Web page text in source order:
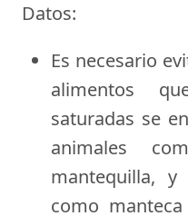
Datos:
Es necesario
alimentos
saturadas se
animales
mantequilla, y
como